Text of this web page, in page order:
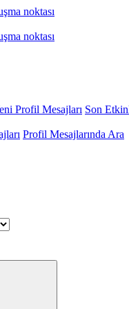
Profil Mesajları Son
Profil Mesajlarında Ara